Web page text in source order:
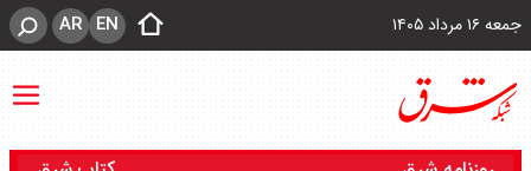
جمعه ۱۶ مرداد ۱۴۰۵ EN
AR